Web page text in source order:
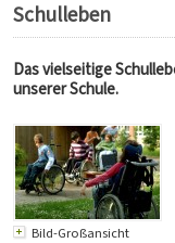
Schulleben
Das vielseitige
unserer Schule.
Bild-Großansicht